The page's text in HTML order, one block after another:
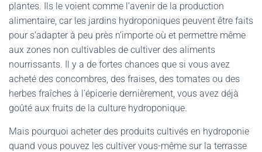
plantes. Ils le voient comme l’avenir de la production
alimentaire, car les jardins hydroponiques peuvent être faits
pour s’adapter à peu près n’importe où et permettre même
aux zones non cultivables de cultiver des aliments
nourrissants. Il y a de fortes chances que si vous avez
acheté des concombres, des fraises, des tomates ou des
herbes fraîches à l’épicerie dernièrement, vous avez déjà
goûté aux fruits de la culture hydroponique.
Mais pourquoi acheter des produits cultivés en hydroponie
quand vous pouvez les cultiver vous-même sur la terrasse